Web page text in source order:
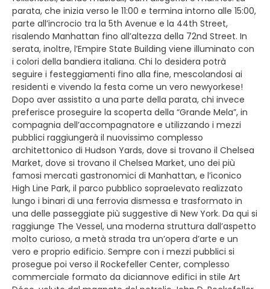
parata, che inizia verso le 11:00 e termina intorno alle 15:00,
parte all’incrocio tra la 5th Avenue e la 44th Street,
risalendo Manhattan fino all’altezza della 72nd Street. In
serata, inoltre, l’Empire State Building viene illuminato con
i colori della bandiera italiana. Chi lo desidera potrà
seguire i festeggiamenti fino alla fine, mescolandosi ai
residenti e vivendo la festa come un vero newyorkese!
Dopo aver assistito a una parte della parata, chi invece
preferisce proseguire la scoperta della “Grande Mela”, in
compagnia dell’accompagnatore e utilizzando i mezzi
pubblici raggiungerà il nuovissimo complesso
architettonico di Hudson Yards, dove si trovano il Chelsea
Market, dove si trovano il Chelsea Market, uno dei più
famosi mercati gastronomici di Manhattan, e l’iconico
High Line Park, il parco pubblico sopraelevato realizzato
lungo i binari di una ferrovia dismessa e trasformato in
una delle passeggiate più suggestive di New York. Da qui si
raggiunge The Vessel, una moderna struttura dall’aspetto
molto curioso, a metà strada tra un’opera d’arte e un
vero e proprio edificio. Sempre con i mezzi pubblici si
prosegue poi verso il Rockefeller Center, complesso
commerciale formato da diciannove edifici in stile Art